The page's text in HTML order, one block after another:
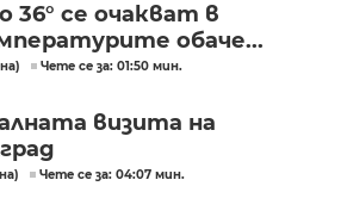
36° се очакват в
обаче...
Чете се за: 01:50 мин.
визита на
Чете се за: 04:07 мин.